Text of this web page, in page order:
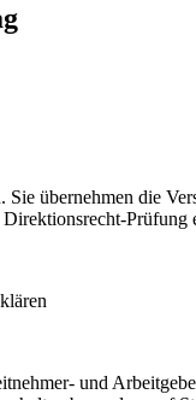
Sie übernehmen die
und